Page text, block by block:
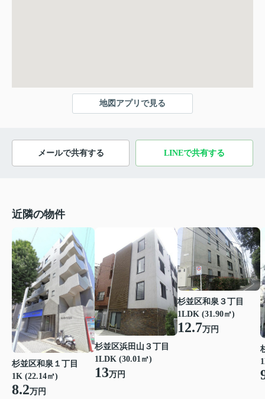
地図アプリで見る
メールで共有する LINEで共有する
近隣の物件
杉並区和泉１丁目
1K (22.14㎡)
8.2万円
杉並区浜田山３丁目
1LDK (30.01㎡)
13万円
杉並区和泉３丁目
1LDK (31.90㎡)
12.7万円